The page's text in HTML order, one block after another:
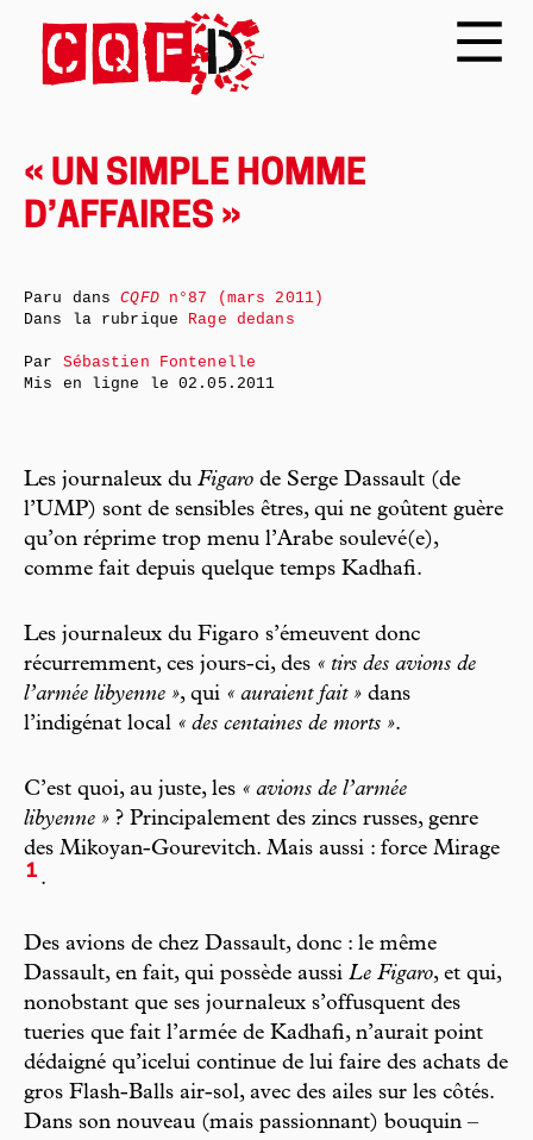
« UN SIMPLE HOMME
D’AFFAIRES »
Les journaleux du Figaro de Serge Dassault (de
l’UMP) sont de sensibles êtres, qui ne goûtent guère
qu’on réprime trop menu l’Arabe soulevé(e),
comme fait depuis quelque temps Kadhafi.
Les journaleux du Figaro s’émeuvent donc
récurremment, ces jours-ci, des « tirs des avions de
l’armée libyenne », qui « auraient fait » dans
l’indigénat local « des centaines de morts ».
C’est quoi, au juste, les « avions de l’armée
libyenne » ? Principalement des zincs russes, genre
des Mikoyan-Gourevitch. Mais aussi : force Mirage
1 .
Des avions de chez Dassault, donc : le même
Dassault, en fait, qui possède aussi Le Figaro, et qui,
nonobstant que ses journaleux s’offusquent des
tueries que fait l’armée de Kadhafi, n’aurait point
dédaigné qu’icelui continue de lui faire des achats de
gros Flash-Balls air-sol, avec des ailes sur les côtés.
Dans son nouveau (mais passionnant) bouquin –
Paru dansCQFDn°87 (mars 2011)
Dans la rubrique Rage dedans
Par Sébastien Fontenelle
Mis en ligne le02.05.2011